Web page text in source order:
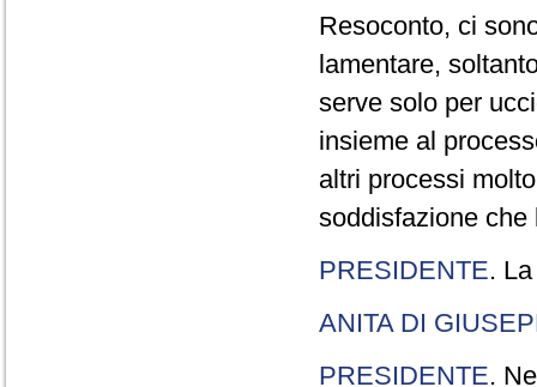
Resoconto, ci
lamentare,
serve solo per
insieme al
altri processi
soddisfazione che
PRESIDENTE.
ANITA DI
PRESIDENTE.